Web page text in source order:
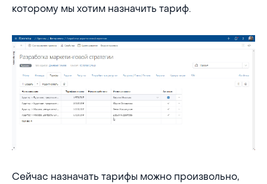
которому мы хотим назначить тариф.
Сейчас назначать тарифы можно произвольно,